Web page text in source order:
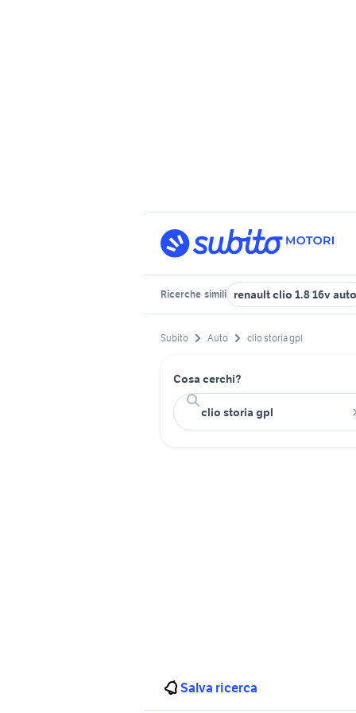
Ricerche simili renault clio 1.8 16v auto
Subito Auto clio storia gpl
Cosa cerchi?
Salva ricerca